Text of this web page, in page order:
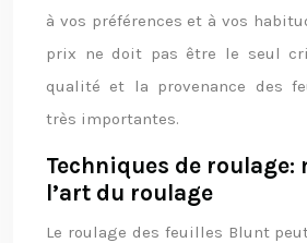
à vos préférences et à vos
prix ne doit pas être le seul
qualité et la provenance des
très importantes.
Techniques de
l’art du roulage
Le roulage des feuilles Blunt